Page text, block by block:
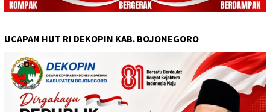
UCAPAN HUT RI DEKOPIN KAB. BOJONEGORO